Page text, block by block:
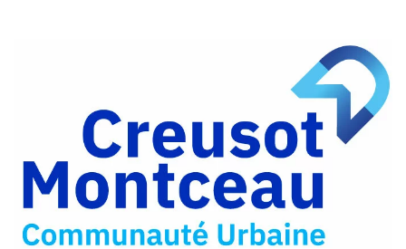
Facebook
Partager
Twitter
Partager
par
e-
mail